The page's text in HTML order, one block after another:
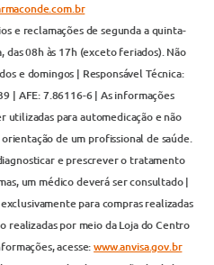
e reclamações de segunda a quinta-
das 08h às 17h (exceto feriados). Não
e domingos | Responsável Técnica:
| AFE: 7.86116-6 | As informações
utilizadas para automedicação e não
de um profissional de saúde.
e prescrever o tratamento
um médico deverá ser consultado |
para compras realizadas
realizadas por meio da Loja do Centro
acesse:www.anvisa.gov.br